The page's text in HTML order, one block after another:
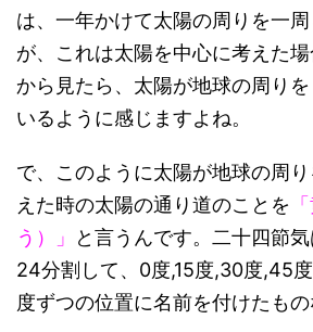
は、一年かけて太陽の周りを一
が、これは太陽を中心に考えた
から見たら、太陽が地球の周り
いるように感じますよね。
で、このように太陽が地球の周
えた時の太陽の通り道のことを
う）」
と言うんです。二十四節
24分割して、0度,15度,30度,45
度ずつの位置に名前を付けたもの